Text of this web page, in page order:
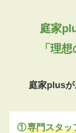
庭家
「理
庭家plusが
①専門スタッ